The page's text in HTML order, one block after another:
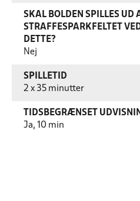
SKAL BOLDEN SPILLES UD
STRAFFESPARKFELTET
DETTE?
Nej
SPILLETID
2 x 35 minutter
TIDSBEGRÆNSET
Ja, 10 min